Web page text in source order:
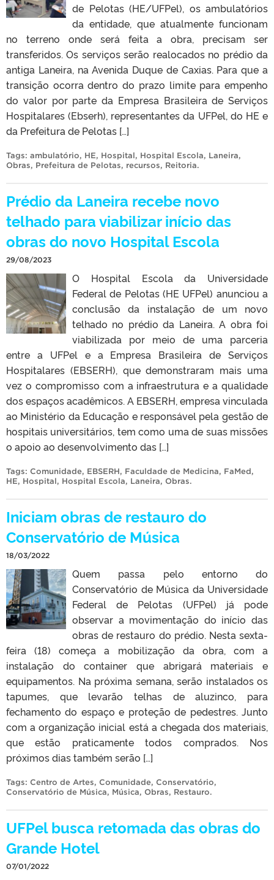
de Pelotas (HE/UFPel), os ambulatórios
da entidade, que atualmente funcionam
no terreno onde será feita a obra, precisam ser
transferidos. Os serviços serão realocados no prédio da
antiga Laneira, na Avenida Duque de Caxias. Para que a
transição ocorra dentro do prazo limite para empenho
do valor por parte da Empresa Brasileira de Serviços
Hospitalares (Ebserh), representantes da UFPel, do HE e
da Prefeitura de Pelotas […]
Tags: ambulatório, HE, Hospital, Hospital Escola, Laneira,
Obras, Prefeitura de Pelotas, recursos, Reitoria.
Prédio da Laneira recebe novo
telhado para viabilizar início das
obras do novo Hospital Escola
29/08/2023
O Hospital Escola da Universidade
Federal de Pelotas (HE UFPel) anunciou a
conclusão da instalação de um novo
telhado no prédio da Laneira. A obra foi
viabilizada por meio de uma parceria
entre a UFPel e a Empresa Brasileira de Serviços
Hospitalares (EBSERH), que demonstraram mais uma
vez o compromisso com a infraestrutura e a qualidade
dos espaços acadêmicos. A EBSERH, empresa vinculada
ao Ministério da Educação e responsável pela gestão de
hospitais universitários, tem como uma de suas missões
o apoio ao desenvolvimento das […]
Tags: Comunidade, EBSERH, Faculdade de Medicina, FaMed,
HE, Hospital, Hospital Escola, Laneira, Obras.
Iniciam obras de restauro do
Conservatório de Música
18/03/2022
Quem passa pelo entorno do
Conservatório de Música da Universidade
Federal de Pelotas (UFPel) já pode
observar a movimentação do início das
obras de restauro do prédio. Nesta sexta-
feira (18) começa a mobilização da obra, com a
instalação do container que abrigará materiais e
equipamentos. Na próxima semana, serão instalados os
tapumes, que levarão telhas de aluzinco, para
fechamento do espaço e proteção de pedestres. Junto
com a organização inicial está a chegada dos materiais,
que estão praticamente todos comprados. Nos
próximos dias também serão […]
Tags: Centro de Artes, Comunidade, Conservatório,
Conservatório de Música, Música, Obras, Restauro.
UFPel busca retomada das obras do
Grande Hotel
07/01/2022